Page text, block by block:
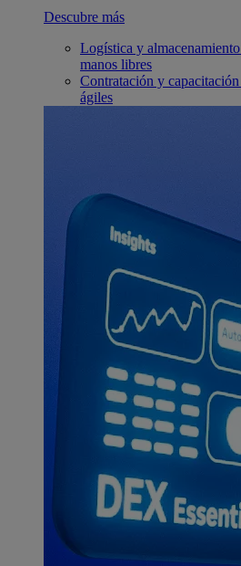
Descubre más
Logística y almacenamiento
manos libres
Contratación y capacitación
ágiles